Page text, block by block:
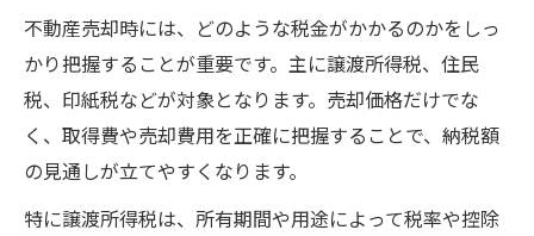
不動産売却時には、どのような税金がかかるのかをしっ
かり把握することが重要です。主に譲渡所得税、住民
税、印紙税などが対象となります。売却価格だけでな
く、取得費や売却費用を正確に把握することで、納税額
の見通しが立てやすくなります。
特に譲渡所得税は、所有期間や用途によって税率や控除